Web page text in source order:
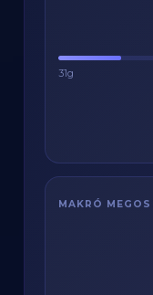
31g
MAKRÓ